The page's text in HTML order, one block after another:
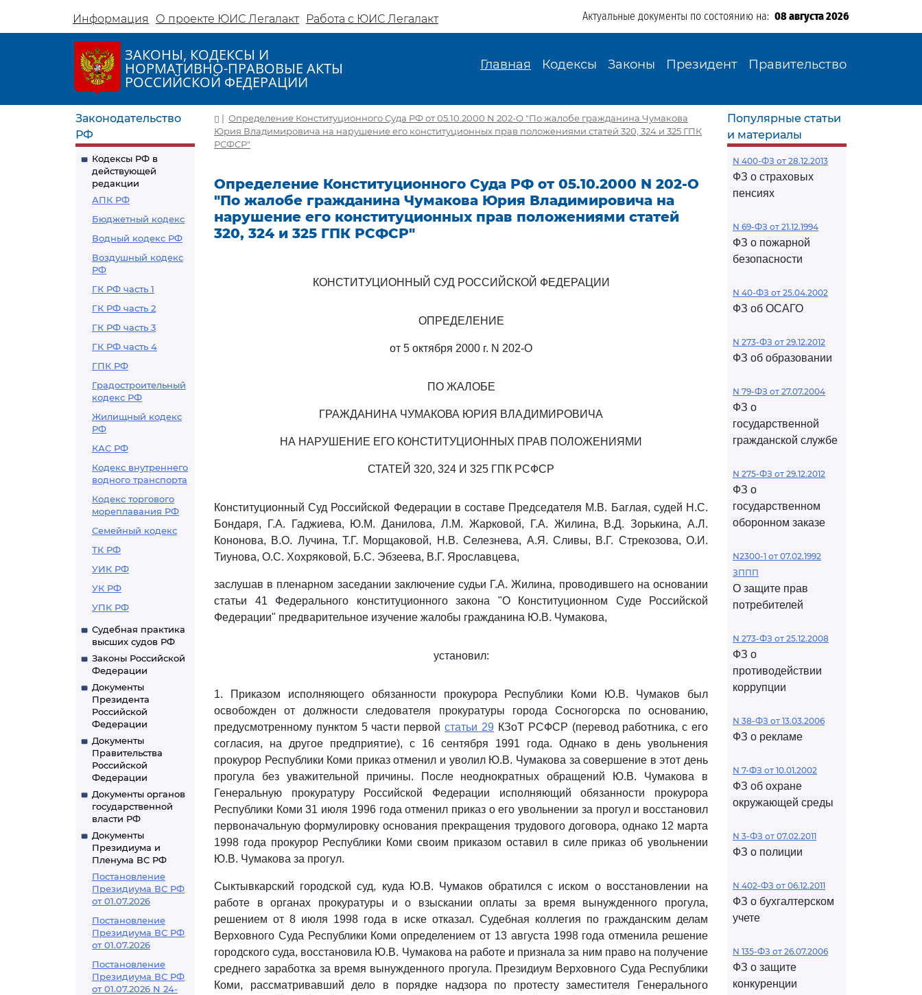
Информация О проекте ЮИС Легалакт Работа с ЮИС Легалакт Актуальные документы по состоянию на: 08 августа 2026
ЗАКОНЫ, КОДЕКСЫ И
НОРМАТИВНО-ПРАВОВЫЕ АКТЫ
РОССИЙСКОЙ ФЕДЕРАЦИИ
Главная Кодексы Законы Президент Правительство
Законодательство
РФ
Кодексы РФ в
действующей
редакции
АПК РФ
Бюджетный кодекс
Водный кодекс РФ
Воздушный кодекс
РФ
ГК РФ часть 1
ГК РФ часть 2
ГК РФ часть 3
ГК РФ часть 4
ГПК РФ
Градостроительный
кодекс РФ
Жилищный кодекс
РФ
КАС РФ
Кодекс внутреннего
водного транспорта
Кодекс торгового
мореплавания РФ
Семейный кодекс
ТК РФ
УИК РФ
УК РФ
УПК РФ
Судебная практика
высших судов РФ
Законы Российской
Федерации
Документы
Президента
Российской
Федерации
Документы
Правительства
Российской
Федерации
Документы органов
государственной
власти РФ
Документы
Президиума и
Пленума ВС РФ
Постановление
Президиума ВС РФ
от 01.07.2026
Постановление
Президиума ВС РФ
от 01.07.2026
Постановление
Президиума ВС РФ
от 01.07.2026 N 24-
| Определение Конституционного Суда РФ от 05.10.2000 N 202-О "По жалобе гражданина Чумакова
Юрия Владимировича на нарушение его конституционных прав положениями статей 320, 324 и 325 ГПК
РСФСР"
Определение Конституционного Суда РФ от 05.10.2000 N 202-О
"По жалобе гражданина Чумакова Юрия Владимировича на
нарушение его конституционных прав положениями статей
320, 324 и 325 ГПК РСФСР"
КОНСТИТУЦИОННЫЙ СУД РОССИЙСКОЙ ФЕДЕРАЦИИ
ОПРЕДЕЛЕНИЕ
от 5 октября 2000 г. N 202-О
ПО ЖАЛОБЕ
ГРАЖДАНИНА ЧУМАКОВА ЮРИЯ ВЛАДИМИРОВИЧА
НА НАРУШЕНИЕ ЕГО КОНСТИТУЦИОННЫХ ПРАВ ПОЛОЖЕНИЯМИ
СТАТЕЙ 320, 324 И 325 ГПК РСФСР
Конституционный Суд Российской Федерации в составе Председателя М.В. Баглая, судей Н.С.
Бондаря, Г.А. Гаджиева, Ю.М. Данилова, Л.М. Жарковой, Г.А. Жилина, В.Д. Зорькина, А.Л.
Кононова, В.О. Лучина, Т.Г. Морщаковой, Н.В. Селезнева, А.Я. Сливы, В.Г. Стрекозова, О.И.
Тиунова, О.С. Хохряковой, Б.С. Эбзеева, В.Г. Ярославцева,
заслушав в пленарном заседании заключение судьи Г.А. Жилина, проводившего на основании
статьи 41 Федерального конституционного закона "О Конституционном Суде Российской
Федерации" предварительное изучение жалобы гражданина Ю.В. Чумакова,
установил:
1. Приказом исполняющего обязанности прокурора Республики Коми Ю.В. Чумаков был
освобожден от должности следователя прокуратуры города Сосногорска по основанию,
предусмотренному пунктом 5 части первойстатьи 29 КЗоТ РСФСР (перевод работника, с его
согласия, на другое предприятие), с 16 сентября 1991 года. Однако в день увольнения
прокурор Республики Коми приказ отменил и уволил Ю.В. Чумакова за совершение в этот день
прогула без уважительной причины. После неоднократных обращений Ю.В. Чумакова в
Генеральную прокуратуру Российской Федерации исполняющий обязанности прокурора
Республики Коми 31 июля 1996 года отменил приказ о его увольнении за прогул и восстановил
первоначальную формулировку основания прекращения трудового договора, однако 12 марта
1998 года прокурор Республики Коми своим приказом оставил в силе приказ об увольнении
Ю.В. Чумакова за прогул.
Сыктывкарский городской суд, куда Ю.В. Чумаков обратился с иском о восстановлении на
работе в органах прокуратуры и о взыскании оплаты за время вынужденного прогула,
решением от 8 июля 1998 года в иске отказал. Судебная коллегия по гражданским делам
Верховного Суда Республики Коми определением от 13 августа 1998 года отменила решение
городского суда, восстановила Ю.В. Чумакова на работе и признала за ним право на получение
среднего заработка за время вынужденного прогула. Президиум Верховного Суда Республики
Коми, рассматривавший дело в порядке надзора по протесту заместителя Генерального
Популярные статьи
и материалы
N 400-ФЗ от 28.12.2013
ФЗ о страховых
пенсиях
N 69-ФЗ от 21.12.1994
ФЗ о пожарной
безопасности
N 40-ФЗ от 25.04.2002
ФЗ об ОСАГО
N 273-ФЗ от 29.12.2012
ФЗ об образовании
N 79-ФЗ от 27.07.2004
ФЗ о
государственной
гражданской службе
N 275-ФЗ от 29.12.2012
ФЗ о
государственном
оборонном заказе
N2300-1 от 07.02.1992
ЗППП
О защите прав
потребителей
N 273-ФЗ от 25.12.2008
ФЗ о
противодействии
коррупции
N 38-ФЗ от 13.03.2006
ФЗ о рекламе
N 7-ФЗ от 10.01.2002
ФЗ об охране
окружающей среды
N 3-ФЗ от 07.02.2011
ФЗ о полиции
N 402-ФЗ от 06.12.2011
ФЗ о бухгалтерском
учете
N 135-ФЗ от 26.07.2006
ФЗ о защите
конкуренции